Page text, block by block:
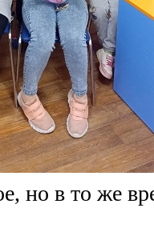
но в то же